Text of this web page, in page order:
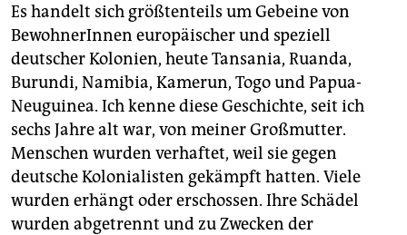
Es handelt sich größtenteils um Gebeine von
BewohnerInnen europäischer und speziell
deutscher Kolonien, heute Tansania, Ruanda,
Burundi, Namibia, Kamerun, Togo und Papua-
Neuguinea. Ich kenne diese Geschichte, seit ich
sechs Jahre alt war, von meiner Großmutter.
Menschen wurden verhaftet, weil sie gegen
deutsche Kolonialisten gekämpft hatten. Viele
wurden erhängt oder erschossen. Ihre Schädel
wurden abgetrennt und zu Zwecken der